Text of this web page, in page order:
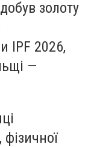
золоту
IPF 2026,
—